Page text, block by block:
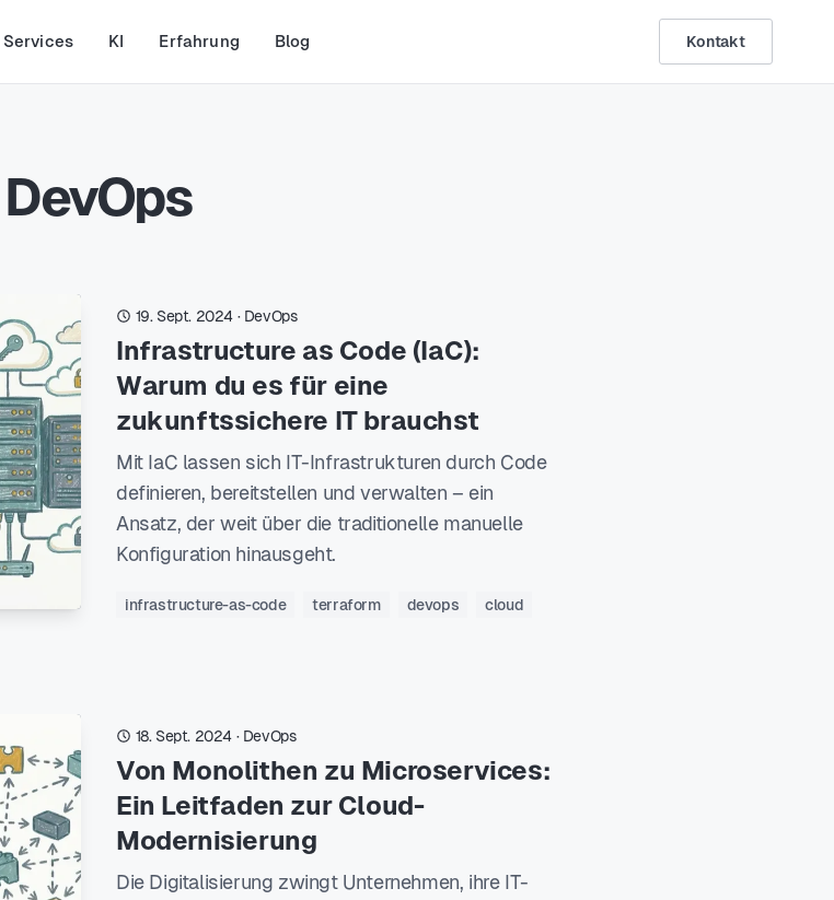
Services KI Erfahrung Blog Kontakt
DevOps
19. Sept. 2024 · DevOps
Infrastructure as Code (IaC):
Warum du es für eine
zukunftssichere IT brauchst
Mit IaC lassen sich IT-Infrastrukturen durch Code
definieren, bereitstellen und verwalten – ein
Ansatz, der weit über die traditionelle manuelle
Konfiguration hinausgeht.
infrastructure-as-code terraform devops cloud
18. Sept. 2024 · DevOps
Von Monolithen zu Microservices:
Ein Leitfaden zur Cloud-
Modernisierung
Die Digitalisierung zwingt Unternehmen, ihre IT-